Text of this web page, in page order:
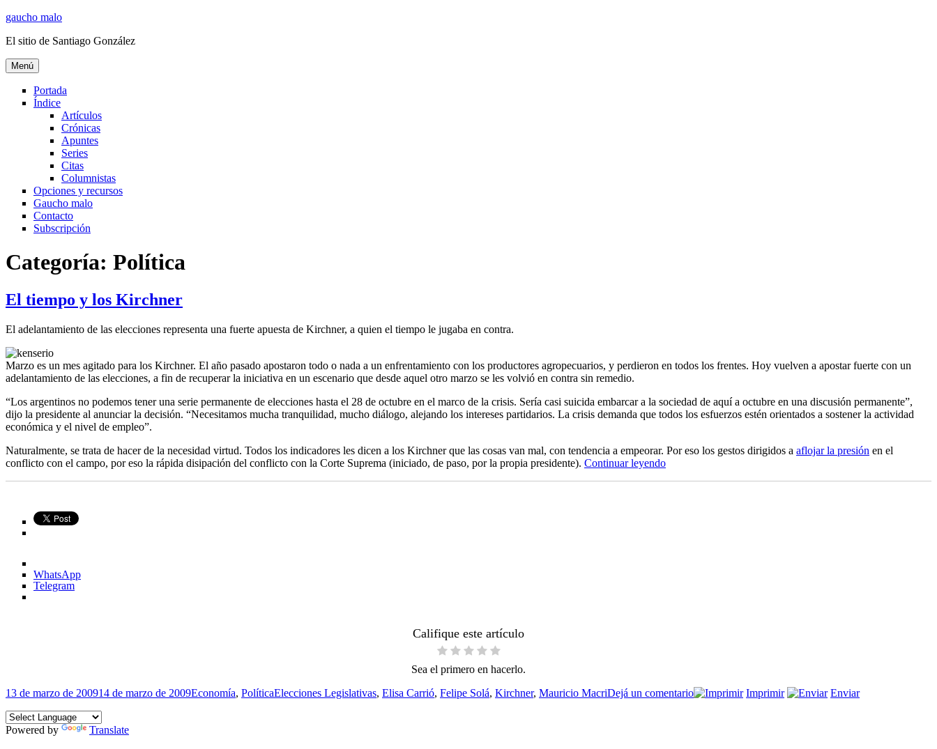
Ir
contenido
gaucho malo
El sitio de Santiago González
Menú
Portada
Índice
Artículos
Crónicas
Apuntes
Series
Citas
Columnistas
Opciones y recursos
Gaucho malo
Contacto
Subscripción
Categoría: Política
El tiempo y los Kirchner
El adelantamiento de las elecciones representa una fuerte apuesta de Kirchner, a quien el tiempo le jugaba en contra.
Marzo es un mes agitado para los Kirchner. El año pasado apostaron todo o nada a un enfrentamiento con los productores agropecuarios, y perdieron en todos los frentes. Hoy vuelven a apostar fuerte con un
adelantamiento de las elecciones, a fin de recuperar la iniciativa en un escenario que desde aquel otro marzo se les volvió en contra sin remedio.
“Los argentinos no podemos tener una serie permanente de elecciones hasta el 28 de octubre en el marco de la crisis. Sería casi suicida embarcar a la sociedad de aquí a octubre en una discusión permanente”,
dijo la presidente al anunciar la decisión. “Necesitamos mucha tranquilidad, mucho diálogo, alejando los intereses partidarios. La crisis demanda que todos los esfuerzos estén orientados a sostener la actividad
económica y el nivel de empleo”.
Naturalmente, se trata de hacer de la necesidad virtud. Todos los indicadores les dicen a los Kirchner que las cosas van mal, con tendencia a empeorar. Por eso los gestos dirigidos a aflojar la presión en el
conflicto con el campo, por eso la rápida disipación del conflicto con la Corte Suprema (iniciado, de paso, por la propia presidente). Continuar leyendo“El
WhatsApp
Telegram
Califique este artículo
Sea el primero en hacerlo.
Publicado
13 de marzo de 200914 de marzo de 2009Categorías
Economía, PolíticaEtiquetas
Elecciones Legislativas, Elisa Carrió, Felipe Solá, Kirchner, Mauricio MacriDejá un comentarioen
Imprimir Enviar
Powered by Translate